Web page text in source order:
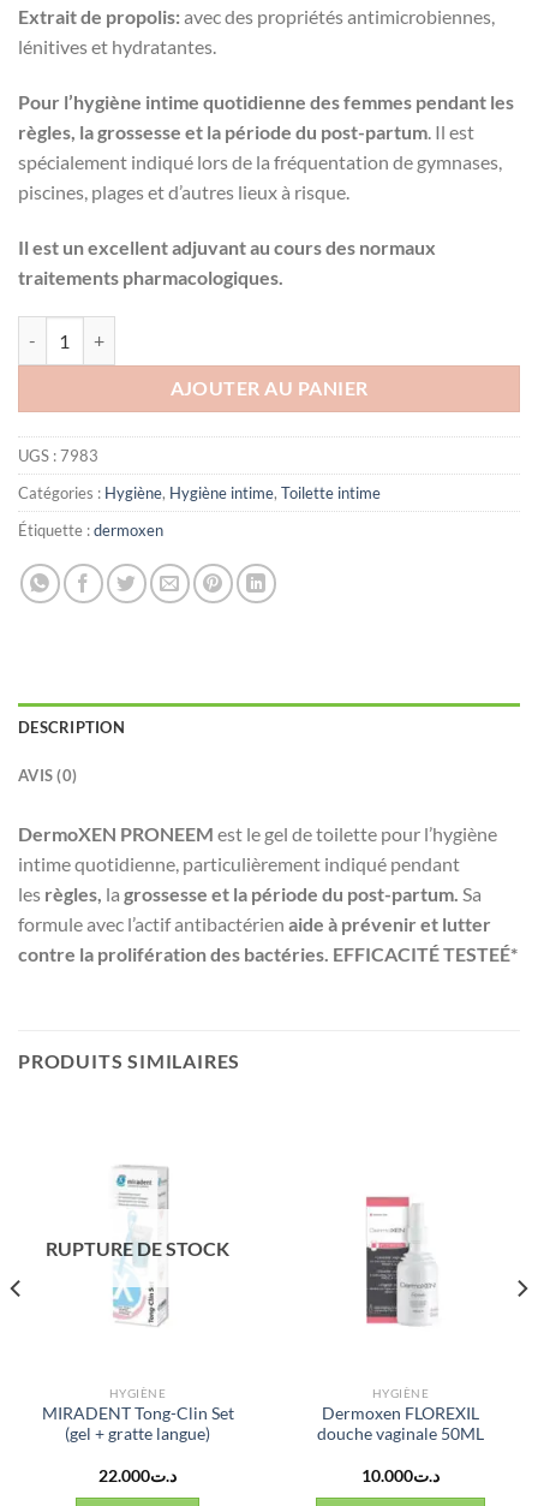
Extrait de propolis:avec des propriétés antimicrobiennes,
lénitives et hydratantes.
Pour l’hygiène intime quotidienne des femmes pendant les
règles, la grossesse et la période du post-partum. Il est
spécialement indiqué lors de la fréquentation de gymnases,
piscines, plages et d’autres lieux à risque.
Il est un excellent adjuvant au cours des normaux
traitements pharmacologiques.
AJOUTER AU PANIER
UGS :7983
Catégories : Hygiène, Hygiène intime, Toilette intime
Étiquette :dermoxen
DESCRIPTION
AVIS (0)
DermoXEN PRONEEM est le gel de toilette pour l’hygiène
intime quotidienne, particulièrement indiqué pendant
les règles, la grossesse et la période du post-partum. Sa
formule avec l’actif antibactérien aide à prévenir et lutter
contre la prolifération des bactéries. EFFICACITÉ TESTEÉ*
PRODUITS SIMILAIRES
RUPTURE DE STOCK
HYGIÈNE
MIRADENT Tong-Clin Set
(gel + gratte langue)
د.ت22.000
HYGIÈNE
Dermoxen FLOREXIL
douche vaginale 50ML
د.ت10.000